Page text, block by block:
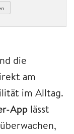
die
am
im Alltag.
App lässt